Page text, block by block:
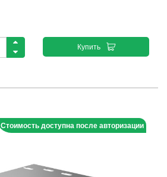
Купить
Стоимость доступна после авторизации